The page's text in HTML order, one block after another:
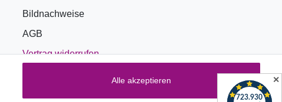
Alle akzeptieren
Bildnachweise
AGB
Vertrag widerrufen
✕